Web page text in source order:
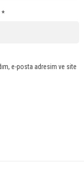
*
e-posta adresim ve site